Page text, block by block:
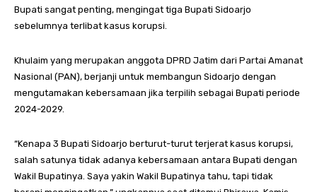
Bupati sangat penting, mengingat tiga Bupati Sidoarjo
sebelumnya terlibat kasus korupsi.
Khulaim yang merupakan anggota DPRD Jatim dari Partai Amanat
Nasional (PAN), berjanji untuk membangun Sidoarjo dengan
mengutamakan kebersamaan jika terpilih sebagai Bupati periode
2024-2029.
“Kenapa 3 Bupati Sidoarjo berturut-turut terjerat kasus korupsi,
salah satunya tidak adanya kebersamaan antara Bupati dengan
Wakil Bupatinya. Saya yakin Wakil Bupatinya tahu, tapi tidak